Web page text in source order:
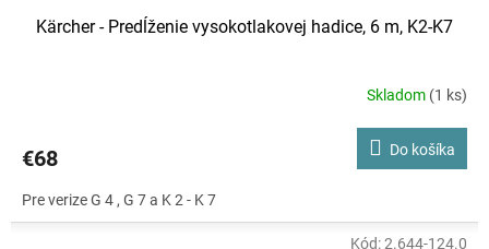
Kärcher - Predĺženie vysokotlakovej hadice, 6 m, K2-K7
Skladom (1 ks)
€68 Do košíka
Pre verize G 4 , G 7 a K 2 - K 7
Kód:2.644-124.0